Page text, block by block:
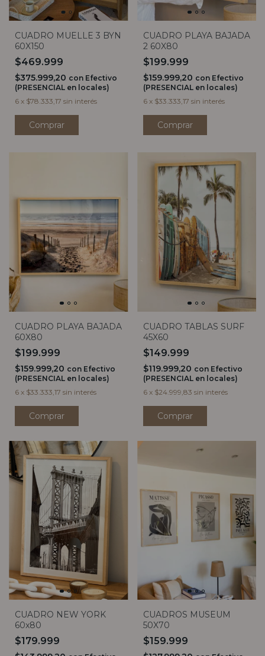
CUADRO MUELLE 3 BYN
60X150
$469.999
$375.999,20 con Efectivo
(PRESENCIAL en locales)
6 x $78.333,17 sin interés
CUADRO PLAYA BAJADA
2 60X80
$199.999
$159.999,20 con Efectivo
(PRESENCIAL en locales)
6 x $33.333,17 sin interés
Comprar
CUADRO PLAYA BAJADA
60X80
$199.999
$159.999,20 con Efectivo
(PRESENCIAL en locales)
6 x $33.333,17 sin interés
Comprar
CUADRO TABLAS SURF
45X60
$149.999
$119.999,20 con Efectivo
(PRESENCIAL en locales)
6 x $24.999,83 sin interés
Comprar
CUADRO NEW YORK
60x80
$179.999
CUADROS MUSEUM
50X70
$159.999